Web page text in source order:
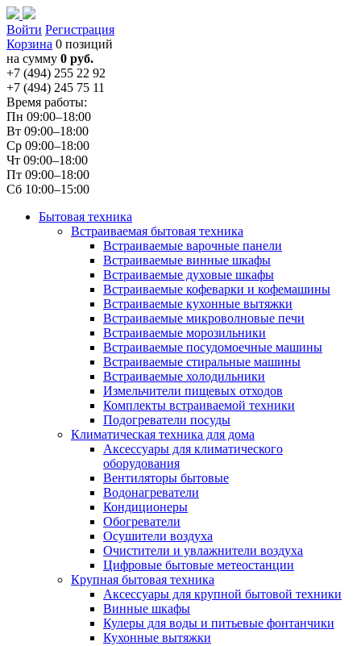
Войти Регистрация
Корзина 0 позиций
на сумму 0 руб.
+7 (494) 255 22 92
+7 (494) 245 75 11
Время работы:
Пн 09:00–18:00
Вт 09:00–18:00
Ср 09:00–18:00
Чт 09:00–18:00
Пт 09:00–18:00
Сб 10:00–15:00
Бытовая техника
Встраиваемая бытовая техника
Встраиваемые варочные панели
Встраиваемые винные шкафы
Встраиваемые духовые шкафы
Встраиваемые кофеварки и кофемашины
Встраиваемые кухонные вытяжки
Встраиваемые микроволновые печи
Встраиваемые морозильники
Встраиваемые посудомоечные машины
Встраиваемые стиральные машины
Встраиваемые холодильники
Измельчители пищевых отходов
Комплекты встраиваемой техники
Подогреватели посуды
Климатическая техника для дома
Аксессуары для климатического
оборудования
Вентиляторы бытовые
Водонагреватели
Кондиционеры
Обогреватели
Осушители воздуха
Очистители и увлажнители воздуха
Цифровые бытовые метеостанции
Крупная бытовая техника
Аксессуары для крупной бытовой техники
Винные шкафы
Кулеры для воды и питьевые фонтанчики
Кухонные вытяжки